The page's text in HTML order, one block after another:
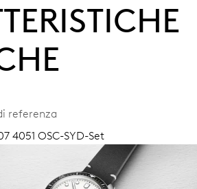
referenza
4051 OSC-SYD-Set